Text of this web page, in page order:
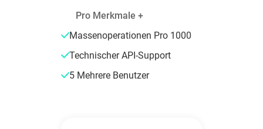
Pro Merkmale +
Massenoperationen Pro 1000
Technischer API-Support
5 Mehrere Benutzer